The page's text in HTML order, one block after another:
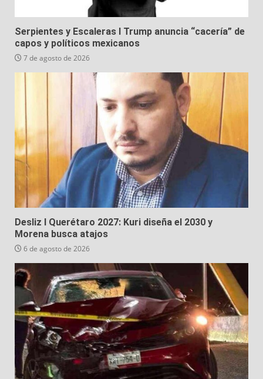
Serpientes y Escaleras I Trump anuncia “cacería” de
capos y políticos mexicanos
7 de agosto de 2026
Desliz I Querétaro 2027: Kuri diseña el 2030 y
Morena busca atajos
6 de agosto de 2026